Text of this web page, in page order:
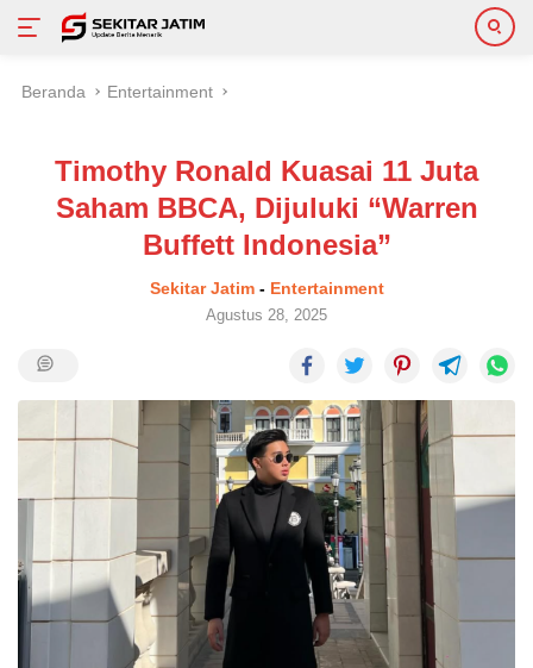
Beranda Entertainment
Timothy Ronald Kuasai 11 Juta
Saham BBCA, Dijuluki “Warren
Buffett Indonesia”
Sekitar Jatim- Entertainment
Agustus 28, 2025